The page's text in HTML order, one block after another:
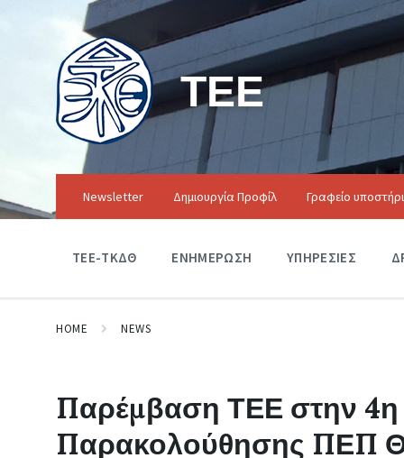
ΤΕΕ
Newsletter Δημιουργία Προφίλ Γραφείο
ΤΕΕ-ΤΚΔΘ ΕΝΗΜΕΡΩΣΗ ΥΠΗΡΕΣΙΕΣ
HOME NEWS
Παρέμβαση ΤΕΕ στην 4η
Παρακολούθησης ΠΕΠ